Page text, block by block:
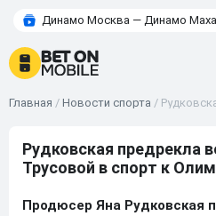
Динамо Москва — Динамо
Главная / Новости спорта /
Рудковская предрекла
Трусовой в спорт к
Продюсер Яна Рудковская